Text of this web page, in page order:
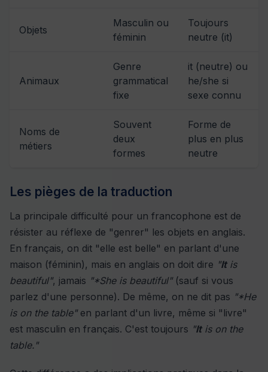
Objets
Masculin ou
féminin
Toujours
neutre (it)
Animaux
Genre
grammatical
fixe
it (neutre) ou
he/she si
sexe connu
Noms de
métiers
Souvent
deux
formes
Forme de
plus en plus
neutre
Les pièges de la traduction
La principale difficulté pour un francophone est de
résister au réflexe de "genrer" les objets en anglais.
En français, on dit "elle est belle" en parlant d'une
maison (féminin), mais en anglais on doit dire "Itis
beautiful", jamais "*She is beautiful"(sauf si vous
parlez d'une personne). De même, on ne dit pas "*He
is on the table"en parlant d'un livre, même si "livre"
est masculin en français. C'est toujours "Itis on the
table."